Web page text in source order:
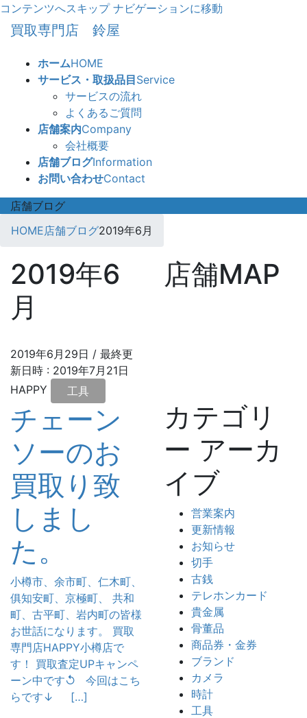
コンテンツへスキップ ナビゲーションに移動
買取専門店 鈴屋
ホームHOME
サービス・取扱品目Service
サービスの流れ
よくあるご質問
店舗案内Company
会社概要
店舗ブログInformation
お問い合わせContact
店舗ブログ
HOME店舗ブログ2019年6月
2019年6
月
2019年6月29日 / 最終更
新日時 : 2019年7月21日
HAPPY
工具
チェーン
ソーのお
買取り致
しまし
た。
小樽市、余市町、仁木町、
俱知安町、京極町、 共和
町、古平町、岩内町の皆様
お世話になります。 買取
専門店HAPPY小樽店で
す！ 買取査定UPキャンペ
ーン中です↺ 今回はこち
らです↓ […]
店舗MAP
カテゴリ
ー アーカ
イブ
営業案内
更新情報
お知らせ
切手
古銭
テレホンカード
貴金属
骨董品
商品券・金券
ブランド
カメラ
時計
工具